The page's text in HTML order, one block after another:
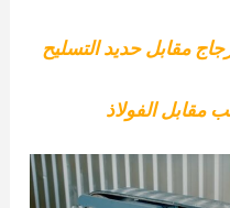
مقابل حديد التسليح
مقابل الفولاذ